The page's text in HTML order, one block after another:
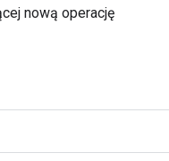
nową operację